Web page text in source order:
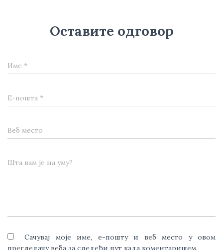
Оставите одговор
Име *
Е-пошта *
Веб место
Шта вам је на уму?
Сачувај моје име, е-пошту и веб место у овом
прегледачу веба за следећи пут када коментаришем.